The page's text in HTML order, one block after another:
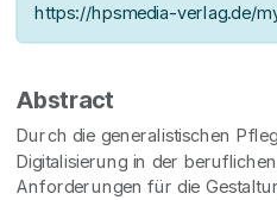
https://hpsmedia-verlag.de/
Abstract
Durch die generalistischen
Digitalisierung in der
Anforderungen für die